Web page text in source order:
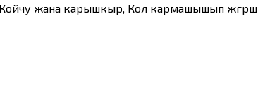
жана карышкыр, Кол кармашышып жүгүрүшүү